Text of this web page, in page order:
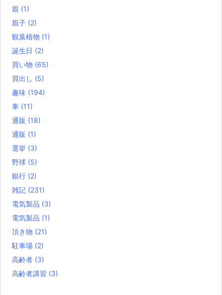
親 (1)
親子 (2)
観葉植物 (1)
誕生日 (2)
買い物 (65)
買出し (5)
趣味 (194)
車 (11)
通販 (18)
通販 (1)
選挙 (3)
野球 (5)
銀行 (2)
雑記 (231)
電気製品 (3)
電気製品 (1)
頂き物 (21)
駐車場 (2)
高齢者 (3)
高齢者講習 (3)